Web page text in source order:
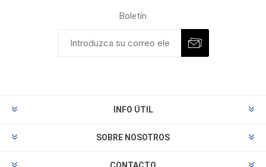
Boletín
INFO ÚTIL
SOBRE NOSOTROS